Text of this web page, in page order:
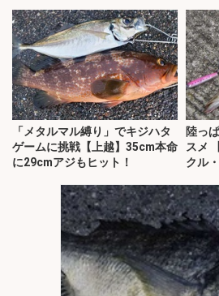
「メタルマル縛り」でキジハタ
ゲームに挑戦【上越】35cm本命
に29cmアジもヒット！
陸っ
スメ
クル